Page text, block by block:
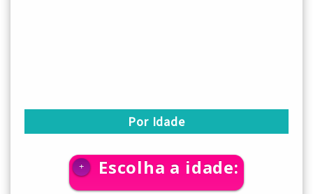
Por Idade
+ Escolha a idade: